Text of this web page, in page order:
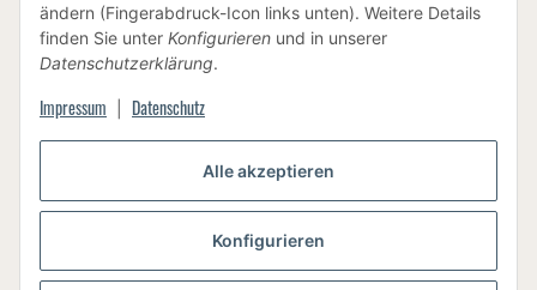
Alle akzeptieren
Konfigurieren
ändern (Fingerabdruck-Icon links unten). Weitere Details
finden Sie unter Konfigurieren und in unserer
Datenschutzerklärung.
Impressum Datenschutz
BEWUSSTE VERPACKUNG
Vertrag widerrufen